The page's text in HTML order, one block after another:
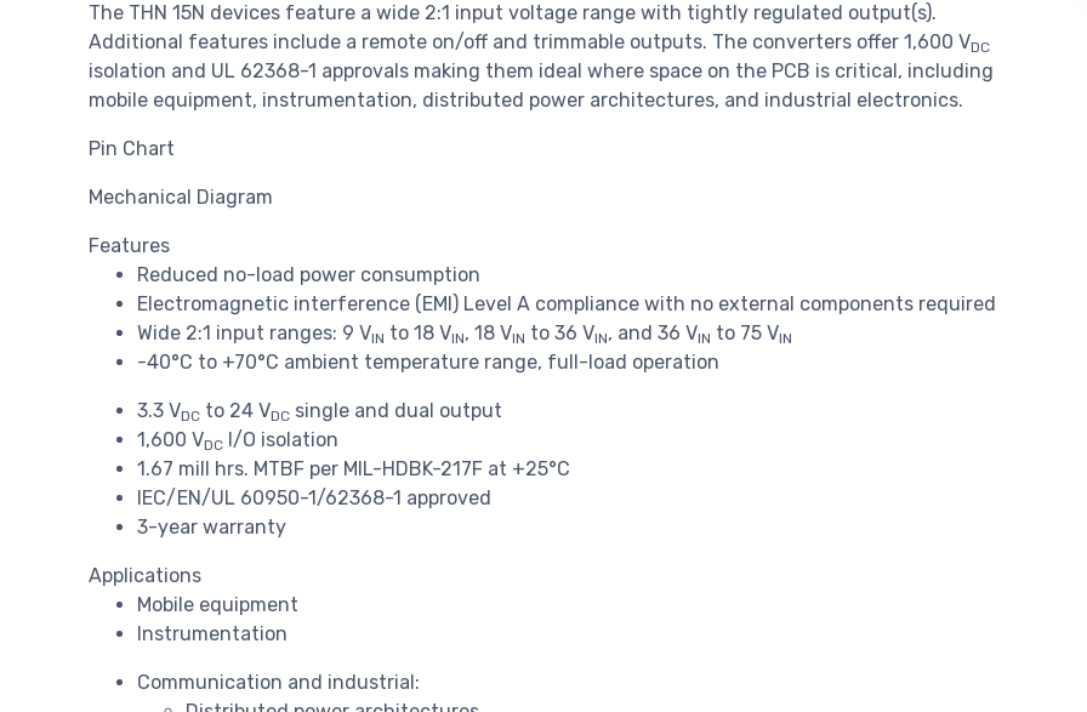
The THN 15N devices feature a wide 2:1 input voltage range with tightly regulated output(s).
Additional features include a remote on/off and trimmable outputs. The converters offer 1,600 VDC
isolation and UL 62368-1 approvals making them ideal where space on the PCB is critical, including
mobile equipment, instrumentation, distributed power architectures, and industrial electronics.
Pin Chart
Mechanical Diagram
Features
Reduced no-load power consumption
Electromagnetic interference (EMI) Level A compliance with no external components required
Wide 2:1 input ranges: 9 VIN to 18 VIN, 18 VIN to 36 VIN, and 36 VIN to 75 VIN
-40°C to +70°C ambient temperature range, full-load operation
3.3 VDC to 24 VDC single and dual output
1,600 VDC I/O isolation
1.67 mill hrs. MTBF per MIL-HDBK-217F at +25°C
IEC/EN/UL 60950-1/62368-1 approved
3-year warranty
Applications
Mobile equipment
Instrumentation
Communication and industrial: